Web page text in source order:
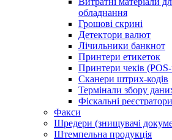
обладнання
Грошові скрині
Детектори валют
Лічильники банкнот
Принтери етикеток
Принтери чеків
Сканери штрих-кодів
Термінали збору
Фіскальні реєстратори
Факси
Шредери (знищувачі
Штемпельна продукція